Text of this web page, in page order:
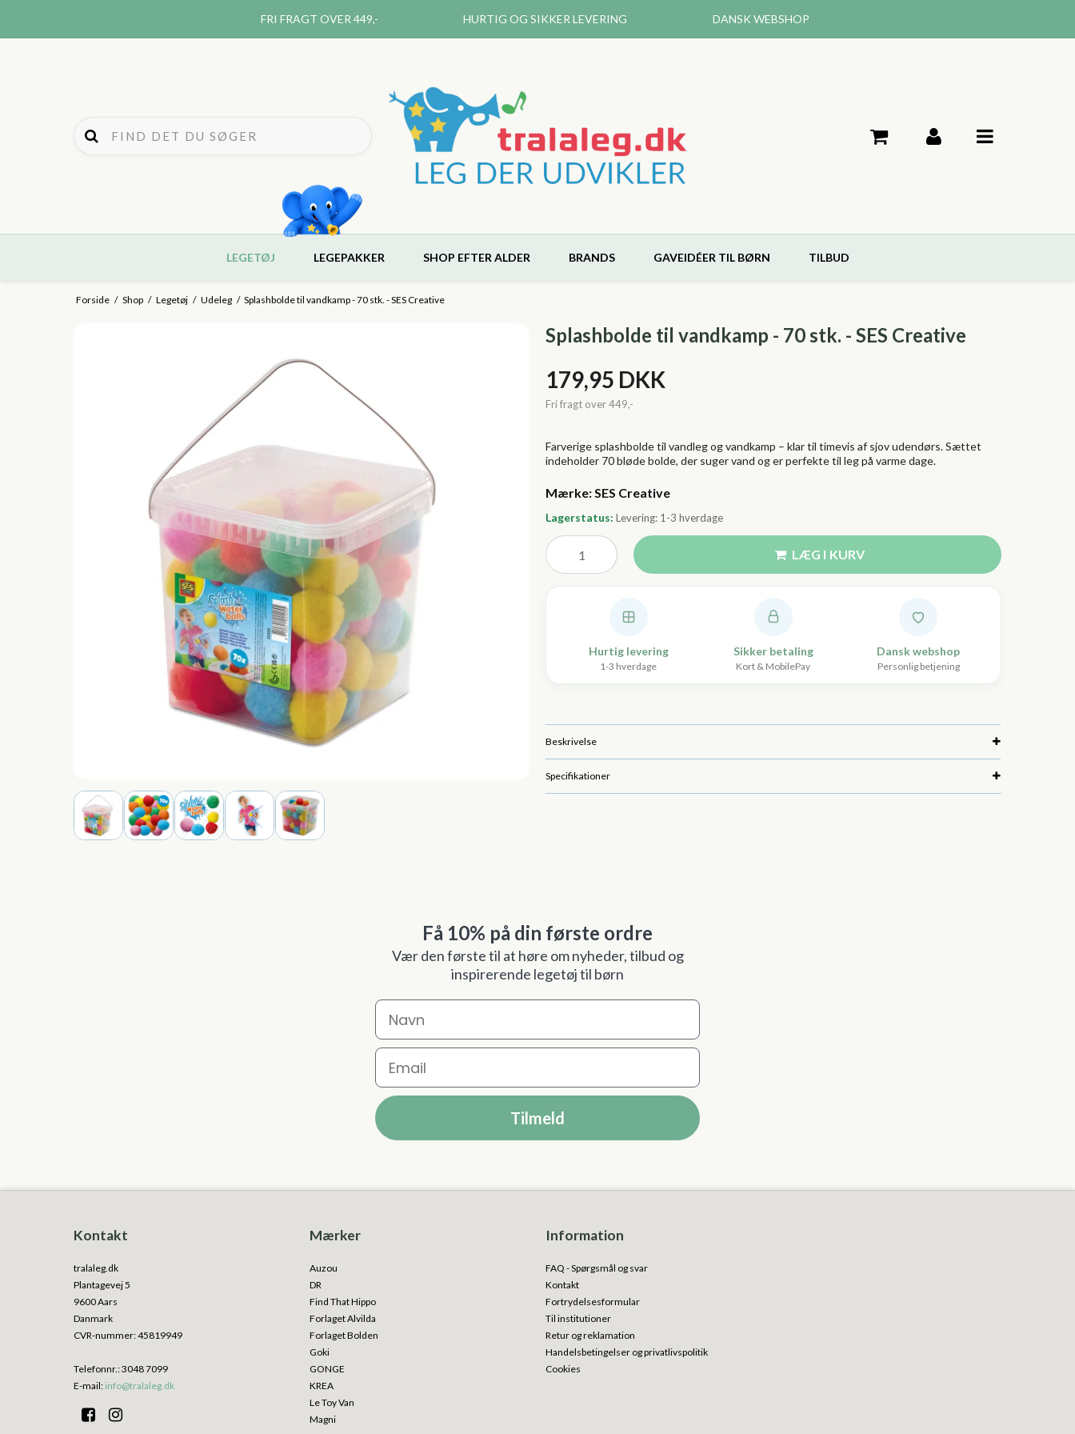
FRI FRAGT OVER 449,- HURTIG OG SIKKER LEVERING DANSK WEBSHOP
LEGETØJ LEGEPAKKER SHOP EFTER ALDER BRANDS GAVEIDÉER TIL BØRN TILBUD
Forside / Shop / Legetøj / Udeleg / Splashbolde til vandkamp - 70 stk. - SES Creative
Splashbolde til vandkamp - 70 stk. - SES Creative
179,95 DKK
Farverige splashbolde til vandleg og vandkamp – klar til timevis af sjov udendørs. Sættet
indeholder 70 bløde bolde, der suger vand og er perfekte til leg på varme dage.
Lagerstatus: Levering: 1-3 hverdage
LÆG I KURV
Hurtig levering
1-3 hverdage
Sikker betaling
Kort & MobilePay
Dansk webshop
Personlig betjening
Beskrivelse
Specifikationer
Få 10% på din første ordre
Vær den første til at høre om nyheder, tilbud og
inspirerende legetøj til børn
Navn
Email
Tilmeld
Kontakt
tralaleg.dk
Plantagevej 5
9600 Aars
Danmark
CVR-nummer:45819949
Telefonnr.:3048 7099
E-mail: info@tralaleg.dk
Mærker
Auzou
DR
Find That Hippo
Forlaget Alvilda
Forlaget Bolden
Goki
GONGE
KREA
Le Toy Van
Magni
Information
FAQ - Spørgsmål og svar
Kontakt
Fortrydelsesformular
Til institutioner
Retur og reklamation
Handelsbetingelser og privatlivspolitik
Cookies